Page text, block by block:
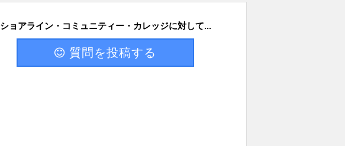
ショアライン・コミュニティー・カレッジに対して...
質問を投稿する